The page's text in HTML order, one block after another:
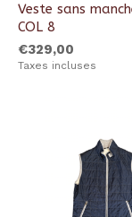
Veste sans
COL 8
€329,00
Taxes incluses